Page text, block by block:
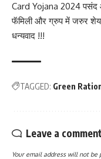
Card Yojana 2024 पसंद
फॅमिली और ग्रुप में जरुर
धन्यवाद !!!
TAGGED: Green
Leave a comment
Your email address will not be